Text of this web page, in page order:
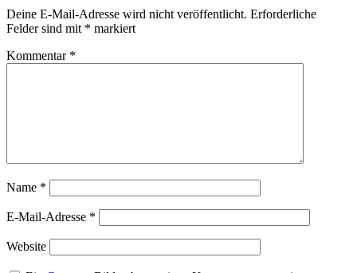
Deine E-Mail-Adresse wird nicht veröffentlicht. Erforderliche
Felder sind mit * markiert
Kommentar *
Name *
E-Mail-Adresse *
Website